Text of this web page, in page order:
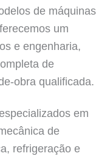
de máquinas
um
e engenharia,
de
obra qualificada.
em
de
refrigeração e